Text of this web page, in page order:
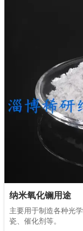
纳米氧化镧用途
主要用于制造各种光
瓷、催化剂等。